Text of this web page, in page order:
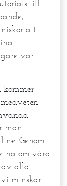
till
att
var
kommer
man
Genom
om våra
alla
minskar